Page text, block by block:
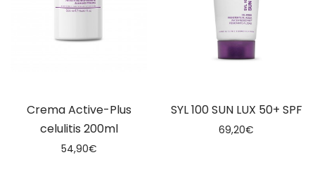
Crema Active-Plus
celulitis 200ml
54,90€
SYL 100 SUN LUX 50+ SPF
69,20€